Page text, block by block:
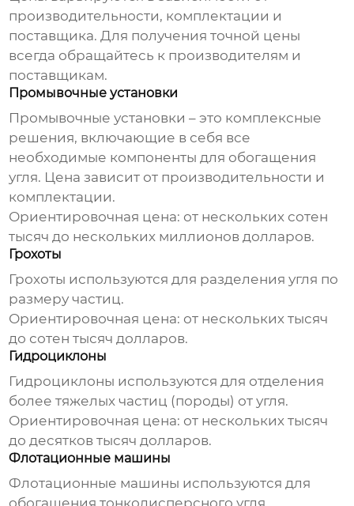
производительности, комплектации и
поставщика. Для получения точной цены
всегда обращайтесь к производителям и
поставщикам.
Промывочные установки
Промывочные установки – это комплексные
решения, включающие в себя все
необходимые компоненты для обогащения
угля. Цена зависит от производительности и
комплектации.
Ориентировочная цена: от нескольких сотен
тысяч до нескольких миллионов долларов.
Грохоты
Грохоты используются для разделения угля по
размеру частиц.
Ориентировочная цена: от нескольких тысяч
до сотен тысяч долларов.
Гидроциклоны
Гидроциклоны используются для отделения
более тяжелых частиц (породы) от угля.
Ориентировочная цена: от нескольких тысяч
до десятков тысяч долларов.
Флотационные машины
Флотационные машины используются для